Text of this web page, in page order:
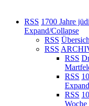
RSS 1700 Jahre
Expand/Collapse
RSS
RSS
RSS
RSS
RSS
Woche